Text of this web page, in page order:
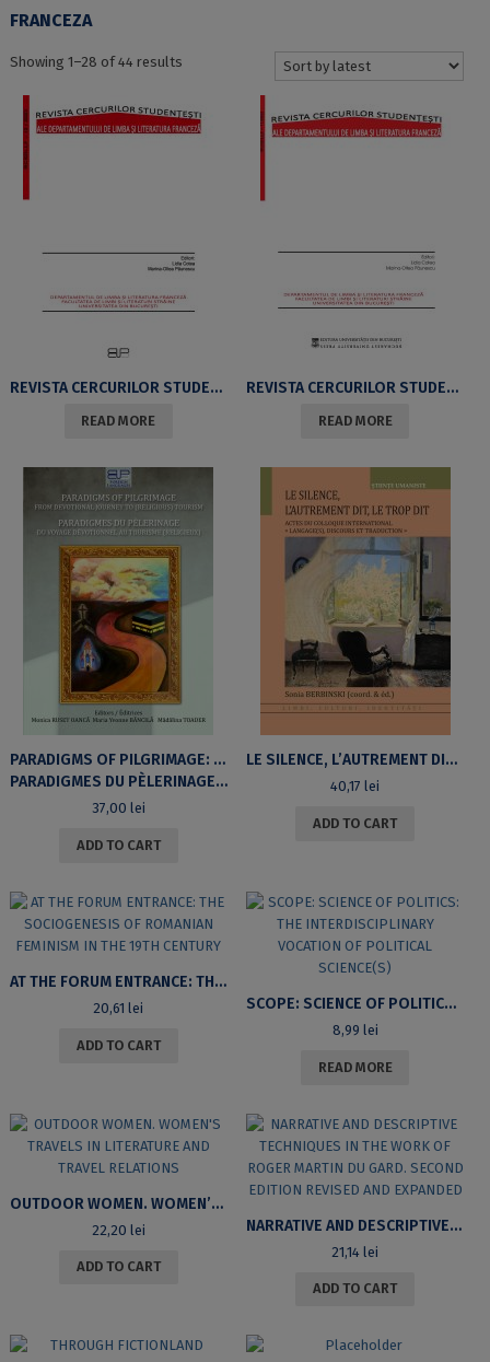
FRANCEZA
Showing 1–28 of 44 resultsSorted
REVISTA CERCURILOR STUDENȚEȘTI ALE DEPARTAMENTULUI DE LIMBA ȘI LITERATURA FRANCEZĂ (RCSDLLF) NR.12/2023
READ MORE
REVISTA CERCURILOR STUDENȚEȘTI ALE DEPARTAMENTULUI DE LIMBA ȘI LITERATURA FRANCEZĂ (RCSDLLF) NR.11/2022
READ MORE
PARADIGMS OF PILGRIMAGE: FROM DEVOTIONAL JOURNEY TO (RELIGIOUS) TOURISM
PARADIGMES DU PÈLERINAGE DU VOYAGE DÉVOTIONNEL AU TOURISME (RELIGIEUX)
37,00 lei
ADD TO CART
LE SILENCE, L’AUTREMENT DIT, LE TROP DITVOL. II
40,17lei
ADD TO CART
AT THE FORUM ENTRANCE: THE SOCIOGENESIS OF ROMANIAN FEMINISM IN THE 19TH CENTURY
20,61lei
ADD TO CART
SCOPE: SCIENCE OF POLITICS: THE INTERDISCIPLINARY VOCATION OF POLITICAL SCIENCE(S)
8,99 lei
READ MORE
OUTDOOR WOMEN. WOMEN’S TRAVELS IN LITERATURE AND TRAVEL RELATIONS
22,20 lei
ADD TO CART
NARRATIVE AND DESCRIPTIVE TECHNIQUES IN THE WORK OF ROGER MARTIN DU GARD. SECOND EDITION REVISED AND EXPANDED
21,14lei
ADD TO CART